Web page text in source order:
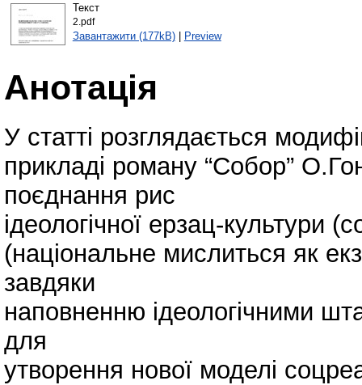
Текст
2.pdf
Завантажити (177kB)| Preview
Анотація
У статті розглядається
прикладі роману “Собор”
поєднання рис
ідеологічної ерзац-культури
(національне мислиться як
завдяки
наповненню ідеологічними
для
утворення нової моделі